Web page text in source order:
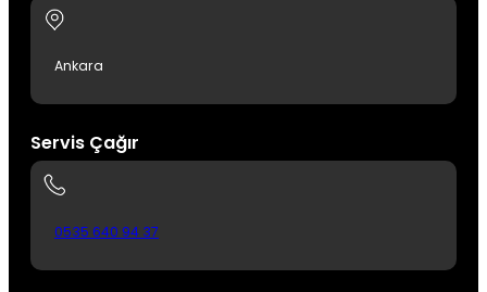
Ankara
Servis Çağır
0535 640 94 37